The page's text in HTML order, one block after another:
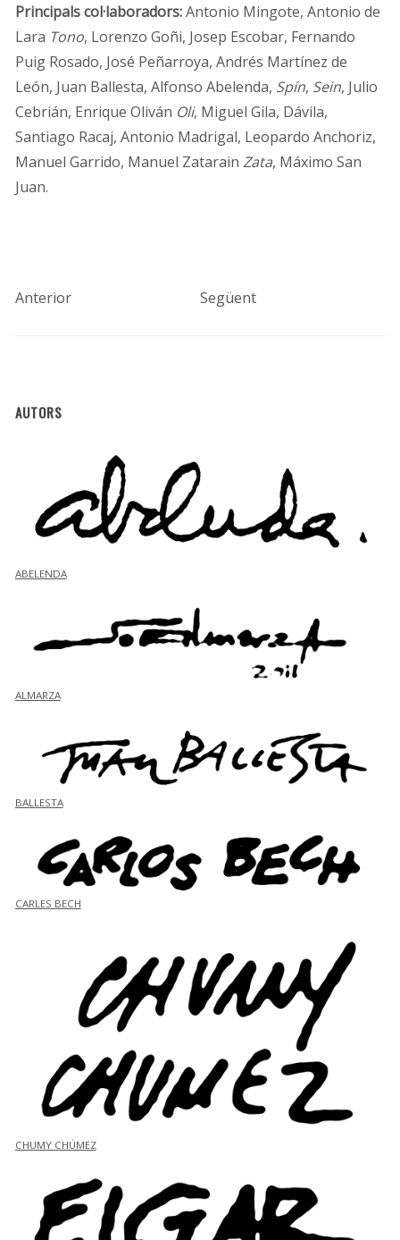
Principalscol·laboradors:Antonio Mingote, Antonio de
Lara Tono, Lorenzo Goñi, Josep Escobar, Fernando
Puig Rosado, José Peñarroya, Andrés Martínez de
León, Juan Ballesta, Alfonso Abelenda, Spín, Sein, Julio
Cebrián, Enrique Oliván Oli, Miguel Gila, Dávila,
Santiago Racaj, Antonio Madrigal, Leopardo Anchoriz,
Manuel Garrido, Manuel Zatarain Zata, Máximo San
Juan.
Anterior Següent
AUTORS
ABELENDA
ALMARZA
BALLESTA
CARLES BECH
CHUMY CHÚMEZ